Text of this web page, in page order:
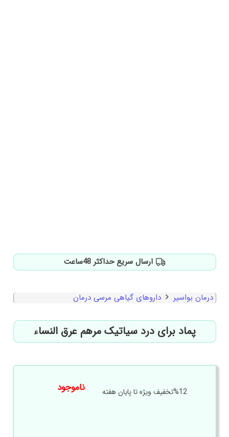
ارسال سریع حداکثر 48ساعت
درمان بواسیر داروهای گیاهی مرسی درمان
پماد برای درد سیاتیک مرهم عرق النساء
%12تخفیف ویژه تا پایان هفته ناموجود